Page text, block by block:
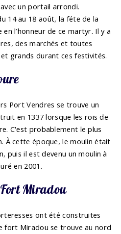
un portail arrondi.
14 au 18 août, la féte de la
l’honneur de ce martyr. Il y a
des marchés et toutes
grands durant ces festivités.
Port Vendres se trouve un
en 1337 lorsque les rois de
C'est probablement le plus
À cette époque, le moulin était
puis il est devenu un moulin à
en 2001.
Miradou
ont été construites
fort Miradou se trouve au nord